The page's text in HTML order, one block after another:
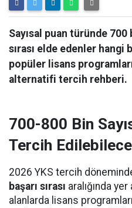
Sayısal puan türünde 700
sırası elde edenler
popüler lisans
alternatifi tercih rehberi.
700-800 Bin
Tercih
2026 YKS tercih
başarı sırası aralığında
alanlarda lisans